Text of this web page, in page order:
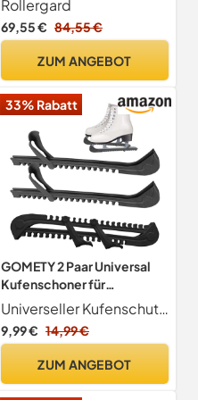
Rollergard
69,55 € 84,55 €
ZUM ANGEBOT
33% Rabatt
GOMETY 2 Paar Universal
Kufenschoner für
Schlittschuhe Eishockey,
Schoner für
Schlittschuhkufen,
Kufenschutz für
Universeller Kufenschutz für Schlittschuhe Diese Kufenschoner für Eishockey und Eiskunstlauf-Schlittschuhe sind der ideale Schutz für Ihre scharfen Kufen. Perfekt geeignet für Eiskunstlauf- und Hockeyschlittschuhe für Erwachsene und Kinder. Sie schützen die Kufen zuverlässig beim Transport und beim Gehen außerhalb der Eisbahn.
9,99 € 14,99 €
ZUM ANGEBOT